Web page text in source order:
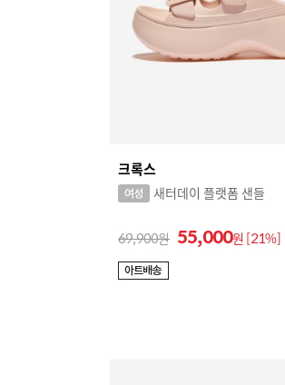
크록스
새터데이 플랫폼 샌들
69,900 55,000원 [21%]